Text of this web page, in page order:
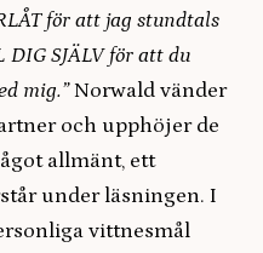
för att jag stundtals
DIG SJÄLV för att du
mig.”Norwald vänder
och upphöjer de
allmänt, ett
under läsningen. I
vittnesmål